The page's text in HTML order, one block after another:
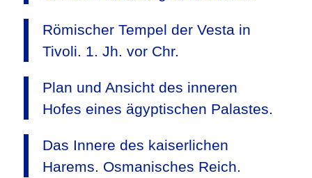
Römischer Tempel der Vesta in
Tivoli. 1. Jh. vor Chr.
Plan und Ansicht des inneren
Hofes eines ägyptischen Palastes.
Das Innere des kaiserlichen
Harems. Osmanisches Reich.